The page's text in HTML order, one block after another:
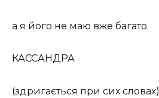
а я його не маю вже багато.
КАССАНДРА
(здригається при сих словах)